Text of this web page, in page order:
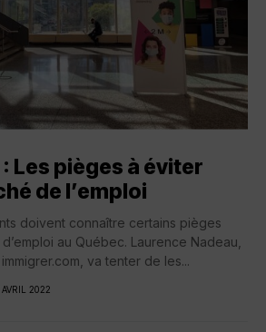
Les pièges à éviter
de l’emploi
doivent connaître certains pièges
au Québec. Laurence Nadeau,
va tenter de les...
2022